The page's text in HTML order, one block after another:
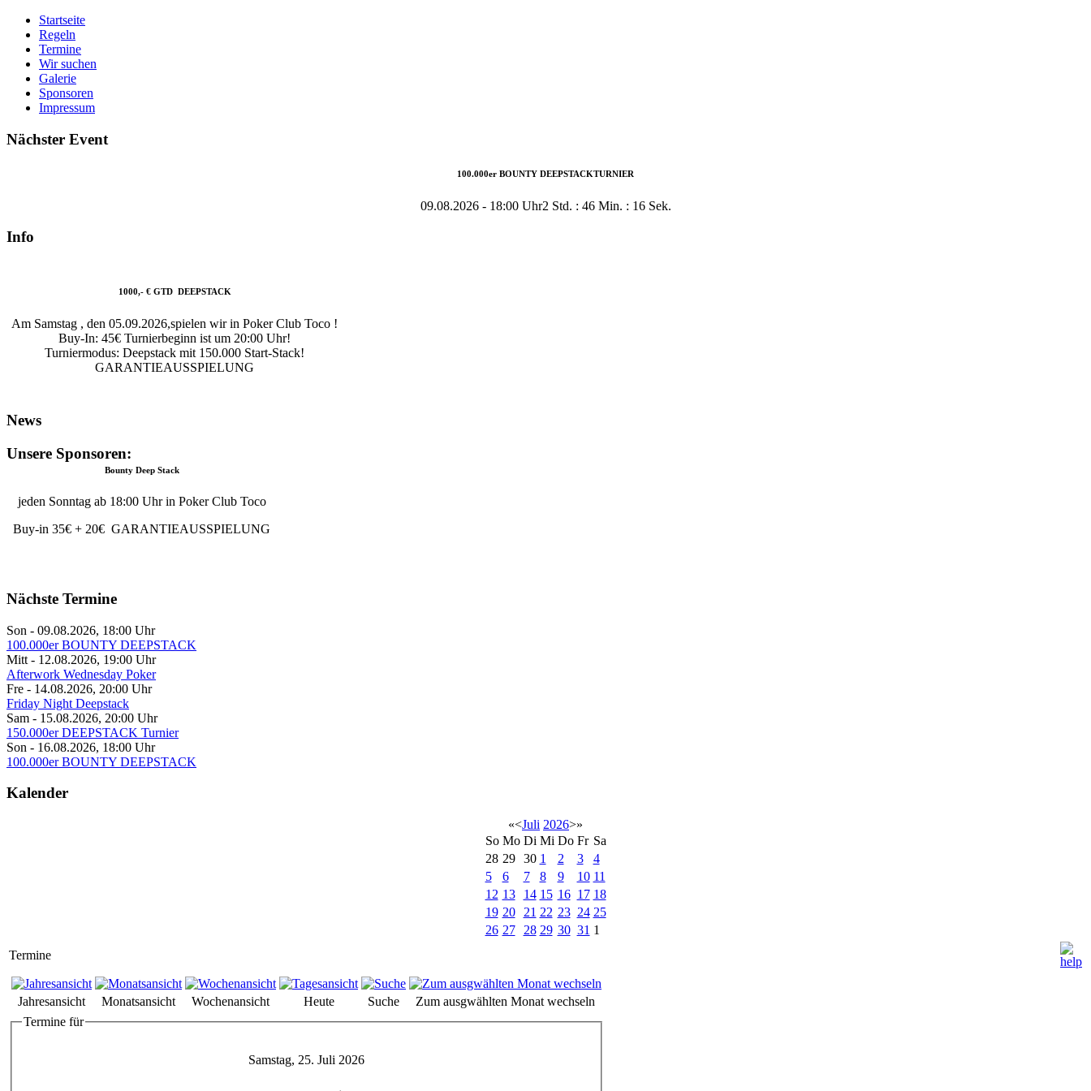
Startseite
Regeln
Termine
Wir suchen
Galerie
Sponsoren
Impressum
Nächster Event
100.000er BOUNTY DEEPSTACKTURNIER
09.08.2026- 18:00 Uhr2 Std. : 46 Min. : 16 Sek.
Info
1000,- € GTD DEEPSTACK
Am Samstag , den 05.09.2026,spielen wir in Poker Club Toco !
Buy-In: 45€ Turnierbeginn ist um 20:00 Uhr!
Turniermodus: Deepstack mit 150.000 Start-Stack!
GARANTIEAUSSPIELUNG
News
Bounty Deep Stack
jeden Sonntag ab 18:00 Uhr in Poker Club Toco
Buy-in 35€ + 20€ GARANTIEAUSSPIELUNG
Unsere Sponsoren:
Nächste Termine
Son - 09.08.2026, 18:00 Uhr
100.000er BOUNTY DEEPSTACK
Mitt - 12.08.2026, 19:00 Uhr
Afterwork Wednesday Poker
Fre - 14.08.2026, 20:00 Uhr
Friday Night Deepstack
Sam - 15.08.2026, 20:00 Uhr
150.000er DEEPSTACK Turnier
Son - 16.08.2026, 18:00 Uhr
100.000er BOUNTY DEEPSTACK
Kalender
«<Juli 2026>»
So Mo Di Mi Do Fr Sa
28 29 30 1 2 3
4
5
6 7 8 9 10 11
12 13 14 15 16 17 18
19 20 21 22 23 24 25
26 27 28 29 30 31 1
Termine
Jahresansicht Monatsansicht Wochenansicht Heute Suche
Zum ausgwählten Monat wechseln
Termine für
Samstag, 25. Juli 2026